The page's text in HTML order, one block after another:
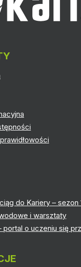
do Kariery – sezon
i warsztaty
portal o uczeniu się